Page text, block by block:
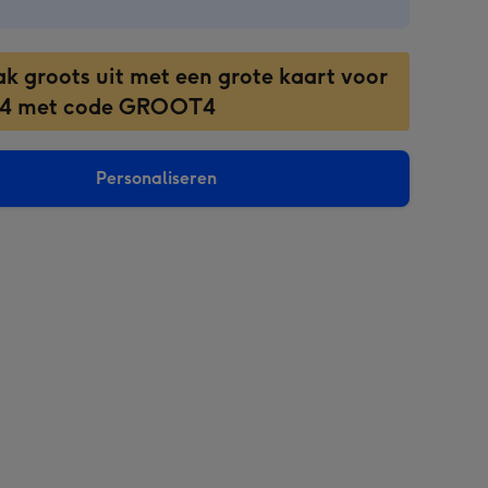
groots uit met een grote kaart voor
met code GROOT4
Personaliseren